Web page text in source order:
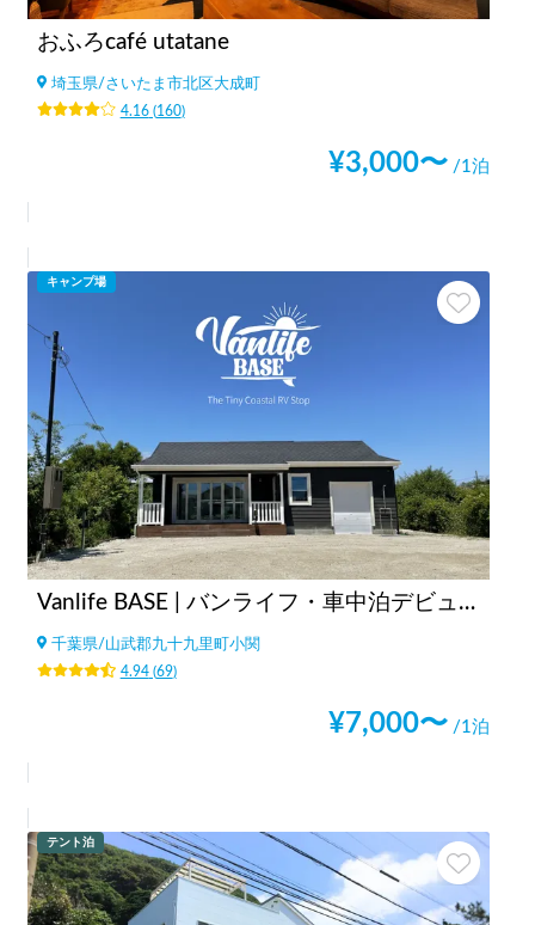
おふろcafé utatane
埼玉県/さいたま市北区大成町
4.16(160)
¥3,000〜 /1泊
キャンプ場
Vanlife BASE | バンライフ・車中泊デビューに！/焚き火・BBQ/co-living/貸し切り可/ペット大歓迎
千葉県/山武郡九十九里町小関
4.94(69)
¥7,000〜 /1泊
テント泊